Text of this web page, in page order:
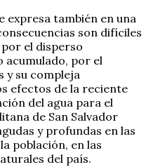
expresa también en una
son difíciles
el disperso
por el
y su compleja
efectos de la reciente
del agua para el
de San Salvador
y profundas en las
población, en las
del país.